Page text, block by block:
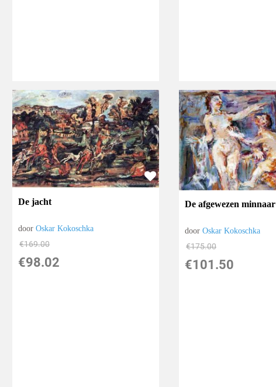
De jacht
doorOskar Kokoschka
€169.00
€98.02
De afgewezen minnaar
doorOskar Kokoschka
€175.00
€101.50